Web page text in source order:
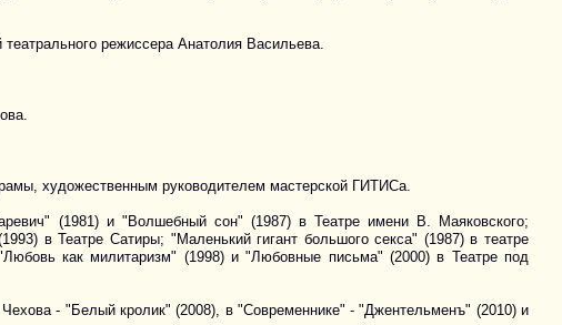
режиссера Анатолия Васильева.
художественным руководителем мастерской ГИТИСа.
(1981) и "Волшебный сон" (1987) в Театре имени В. Маяковского;
в Театре Сатиры; "Маленький гигант большого секса" (1987) в театре
как милитаризм" (1998) и "Любовные письма" (2000) в Театре под
- "Белый кролик" (2008), в "Современнике" - "Джентельменъ" (2010) и